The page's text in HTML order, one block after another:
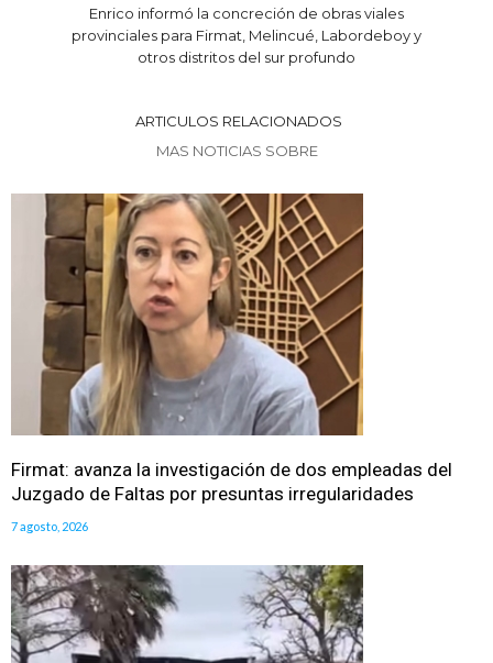
Enrico informó la concreción de obras viales
provinciales para Firmat, Melincué, Labordeboy y
otros distritos del sur profundo
ARTICULOS RELACIONADOS
MAS NOTICIAS SOBRE
Firmat: avanza la investigación de dos empleadas del
Juzgado de Faltas por presuntas irregularidades
7 agosto, 2026